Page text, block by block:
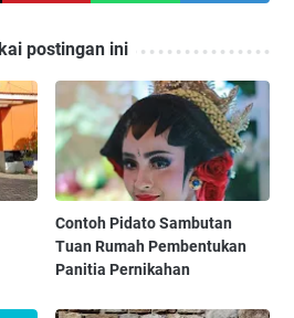
postingan ini
Contoh Pidato Sambutan
Tuan Rumah Pembentukan
Panitia Pernikahan